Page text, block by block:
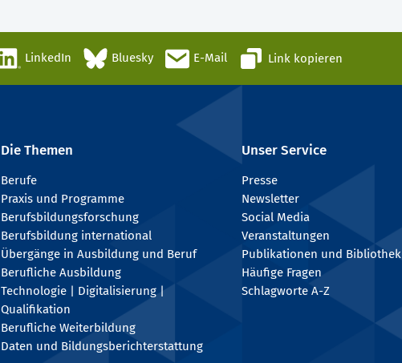
LinkedIn Bluesky E-Mail Link kopieren
Die Themen
Berufe
Praxis und Programme
Berufsbildungsforschung
Berufsbildung international
Übergänge in Ausbildung und Beruf
Berufliche Ausbildung
Technologie | Digitalisierung |
Qualifikation
Berufliche Weiterbildung
Daten und Bildungsberichterstattung
Unser Service
Presse
Newsletter
Social Media
Veranstaltungen
Publikationen und Bibliothek
Häufige Fragen
Schlagworte A-Z